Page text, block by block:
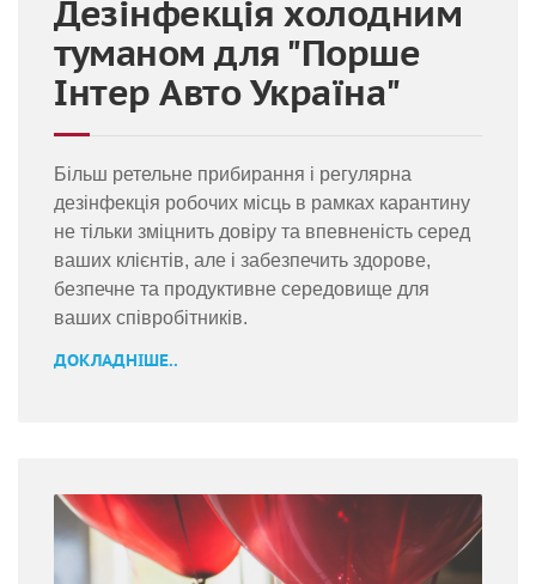
Дезінфекція холодним
туманом для "Порше
Інтер Авто Україна"
Більш ретельне прибирання і регулярна
дезінфекція робочих місць в рамках карантину
не тільки зміцнить довіру та впевненість серед
ваших клієнтів, але і забезпечить здорове,
безпечне та продуктивне середовище для
ваших співробітників.
ДОКЛАДНІШЕ..